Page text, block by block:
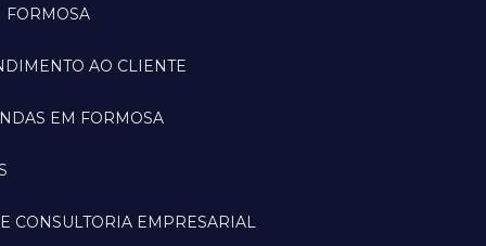
FORMOSA
AO CLIENTE
EM FORMOSA
CONSULTORIA EMPRESARIAL